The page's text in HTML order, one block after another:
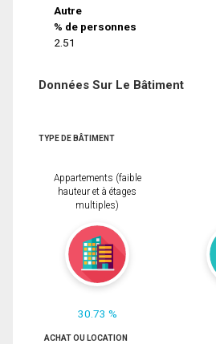
Autre
% de personnes
2.51
Données Sur Le Bâtiment
TYPE DE BÂTIMENT
Appartements (faible
hauteur et à étages
multiples)
30.73 %
ACHAT OU LOCATION